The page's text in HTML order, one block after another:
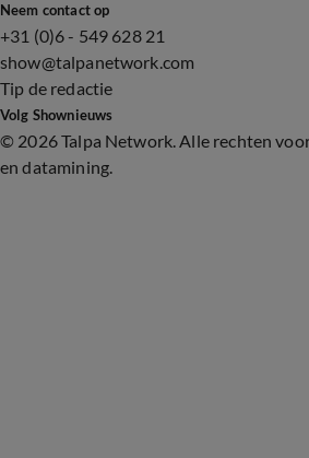
Neem contact op
+31 (0)6 - 549 628 21
show@talpanetwork.com
Tip de redactie
Volg Shownieuws
© 2026 Talpa Network. Alle rechten
en datamining.